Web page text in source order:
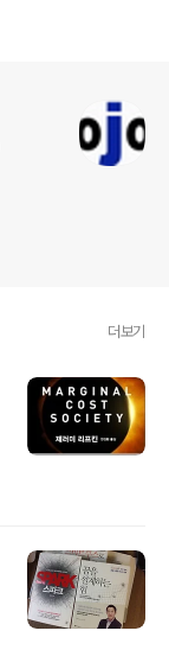
더보기